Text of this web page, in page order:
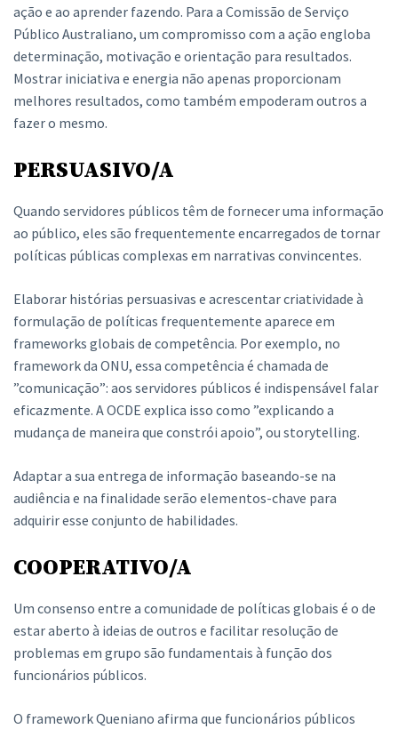
ação e ao aprender fazendo. Para a Comissão de Serviço
Público Australiano, um compromisso com a ação engloba
determinação, motivação e orientação para resultados.
Mostrar iniciativa e energia não apenas proporcionam
melhores resultados, como também empoderam outros a
fazer o mesmo.
PERSUASIVO/A
Quando servidores públicos têm de fornecer uma informação
ao público, eles são frequentemente encarregados de tornar
políticas públicas complexas em narrativas convincentes.
Elaborar histórias persuasivas e acrescentar criatividade à
formulação de políticas frequentemente aparece em
frameworks globais de competência. Por exemplo, no
framework da ONU, essa competência é chamada de
”comunicação”: aos servidores públicos é indispensável falar
eficazmente. A OCDE explica isso como ”explicando a
mudança de maneira que constrói apoio”, ou storytelling.
Adaptar a sua entrega de informação baseando-se na
audiência e na finalidade serão elementos-chave para
adquirir esse conjunto de habilidades.
COOPERATIVO/A
Um consenso entre a comunidade de políticas globais é o de
estar aberto à ideias de outros e facilitar resolução de
problemas em grupo são fundamentais à função dos
funcionários públicos.
O framework Queniano afirma que funcionários públicos